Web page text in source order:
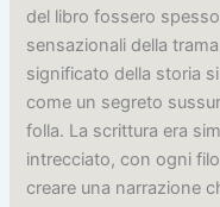
del libro fossero
sensazionali della
significato della storia
come un segreto
folla. La scrittura era
intrecciato, con ogni
creare una narrazione